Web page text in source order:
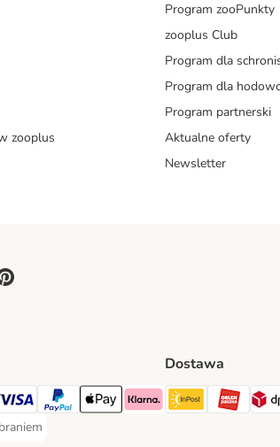
zooplus
Program zooPunkty
zooplus Club
Program dla
Program dla
Program partnerski
Aktualne oferty
Newsletter
Payment Method
Payment Method
PayPal Payment Method
Apple Pay Payment Method
Klarna Payment Method
MethodPayment Method
Dostawa